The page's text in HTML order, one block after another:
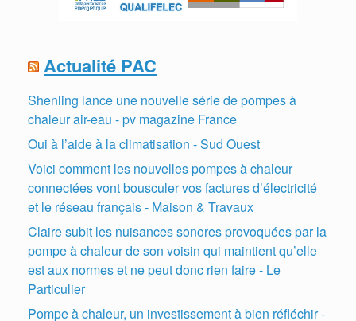
Actualité PAC
Shenling lance une nouvelle série de pompes à
chaleur air-eau - pv magazine France
Oui à l’aide à la climatisation - Sud Ouest
Voici comment les nouvelles pompes à chaleur
connectées vont bousculer vos factures d’électricité
et le réseau français - Maison & Travaux
Claire subit les nuisances sonores provoquées par la
pompe à chaleur de son voisin qui maintient qu’elle
est aux normes et ne peut donc rien faire - Le
Particulier
Pompe à chaleur, un investissement à bien réfléchir -